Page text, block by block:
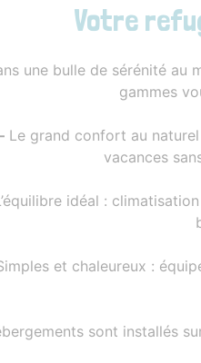
Votre
une bulle de sérénité au
gammes
Le grand confort au
vacances
idéal :
et chaleureux :
sont installés